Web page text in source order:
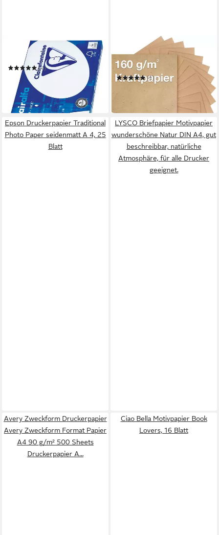
CLAIREFONTAINE
Druckerpapier Clairalfa 1952
(4)
16,04 €
in 9-11 Werktagen bei dir
BASTELFREUND®
Kraftpapier 100x Blatt
Kraftpapier DIN A4 - 160
g/m² - Naturpapier -
Druckpapier
(1)
(0,08 €/ 1 Stk)
in 4-5 Werktagen bei dir
Epson Druckerpapier Traditional
Photo Paper seidenmatt A 4, 25
Blatt
LYSCO Briefpapier Motivpapier
wunderschöne Natur DIN A4, gut
beschreibbar, natürliche
Atmosphäre, für alle Drucker
geeignet.
Avery Zweckform Druckerpapier
Avery Zweckform Format Papier
A4 90 g/m² 500 Sheets
Druckerpapier A...
Ciao Bella Motivpapier Book
Lovers, 16 Blatt